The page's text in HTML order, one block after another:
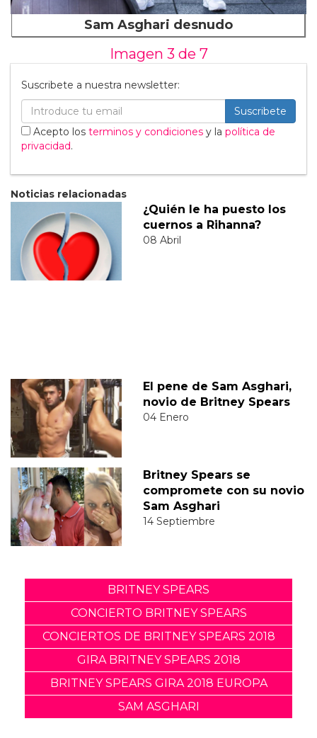
Sam Asghari desnudo
Imagen 3 de 7
Suscribete a nuestra newsletter:
Suscribete
Acepto los terminos y condiciones y la política de
privacidad.
Noticias relacionadas
¿Quién le ha puesto los
cuernos a Rihanna?
08 Abril
El pene de Sam Asghari,
novio de Britney Spears
04 Enero
Britney Spears se
compromete con su novio
Sam Asghari
14 Septiembre
BRITNEY SPEARS
CONCIERTO BRITNEY SPEARS
CONCIERTOS DE BRITNEY SPEARS 2018
GIRA BRITNEY SPEARS 2018
BRITNEY SPEARS GIRA 2018 EUROPA
SAM ASGHARI